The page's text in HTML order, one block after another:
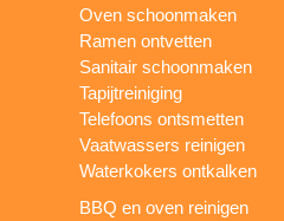
Oven schoonmaken
Ramen ontvetten
Sanitair schoonmaken
Tapijtreiniging
Telefoons ontsmetten
Vaatwassers reinigen
Waterkokers ontkalken
BBQ en oven reinigen